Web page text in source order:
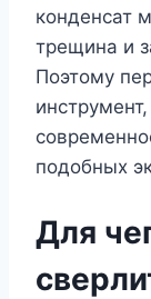
конденсат
трещина и
Поэтому
подобных
Для